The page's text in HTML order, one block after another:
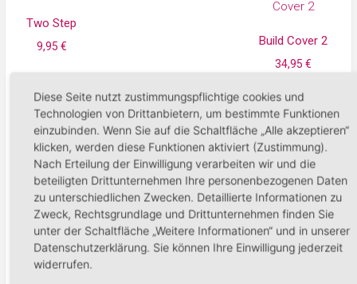
Two Step
9,95 € Build Cover 2
34,95 €
In den
Colours –
Koralle
9,90€
Colour
Gloss-
Diese Seite nutzt zustimmungspflichtige cookies und
Technologien von Drittanbietern, um bestimmte Funktionen
einzubinden. Wenn Sie auf die Schaltfläche „Alle akzeptieren“
klicken, werden diese Funktionen aktiviert (Zustimmung).
Nach Erteilung der Einwilligung verarbeiten wir und die
beteiligten Drittunternehmen Ihre personenbezogenen Daten
zu unterschiedlichen Zwecken. Detaillierte Informationen zu
Zweck, Rechtsgrundlage und Drittunternehmen finden Sie
unter der Schaltfläche „Weitere Informationen“ und in unserer
Datenschutzerklärung. Sie können Ihre Einwilligung jederzeit
widerrufen.